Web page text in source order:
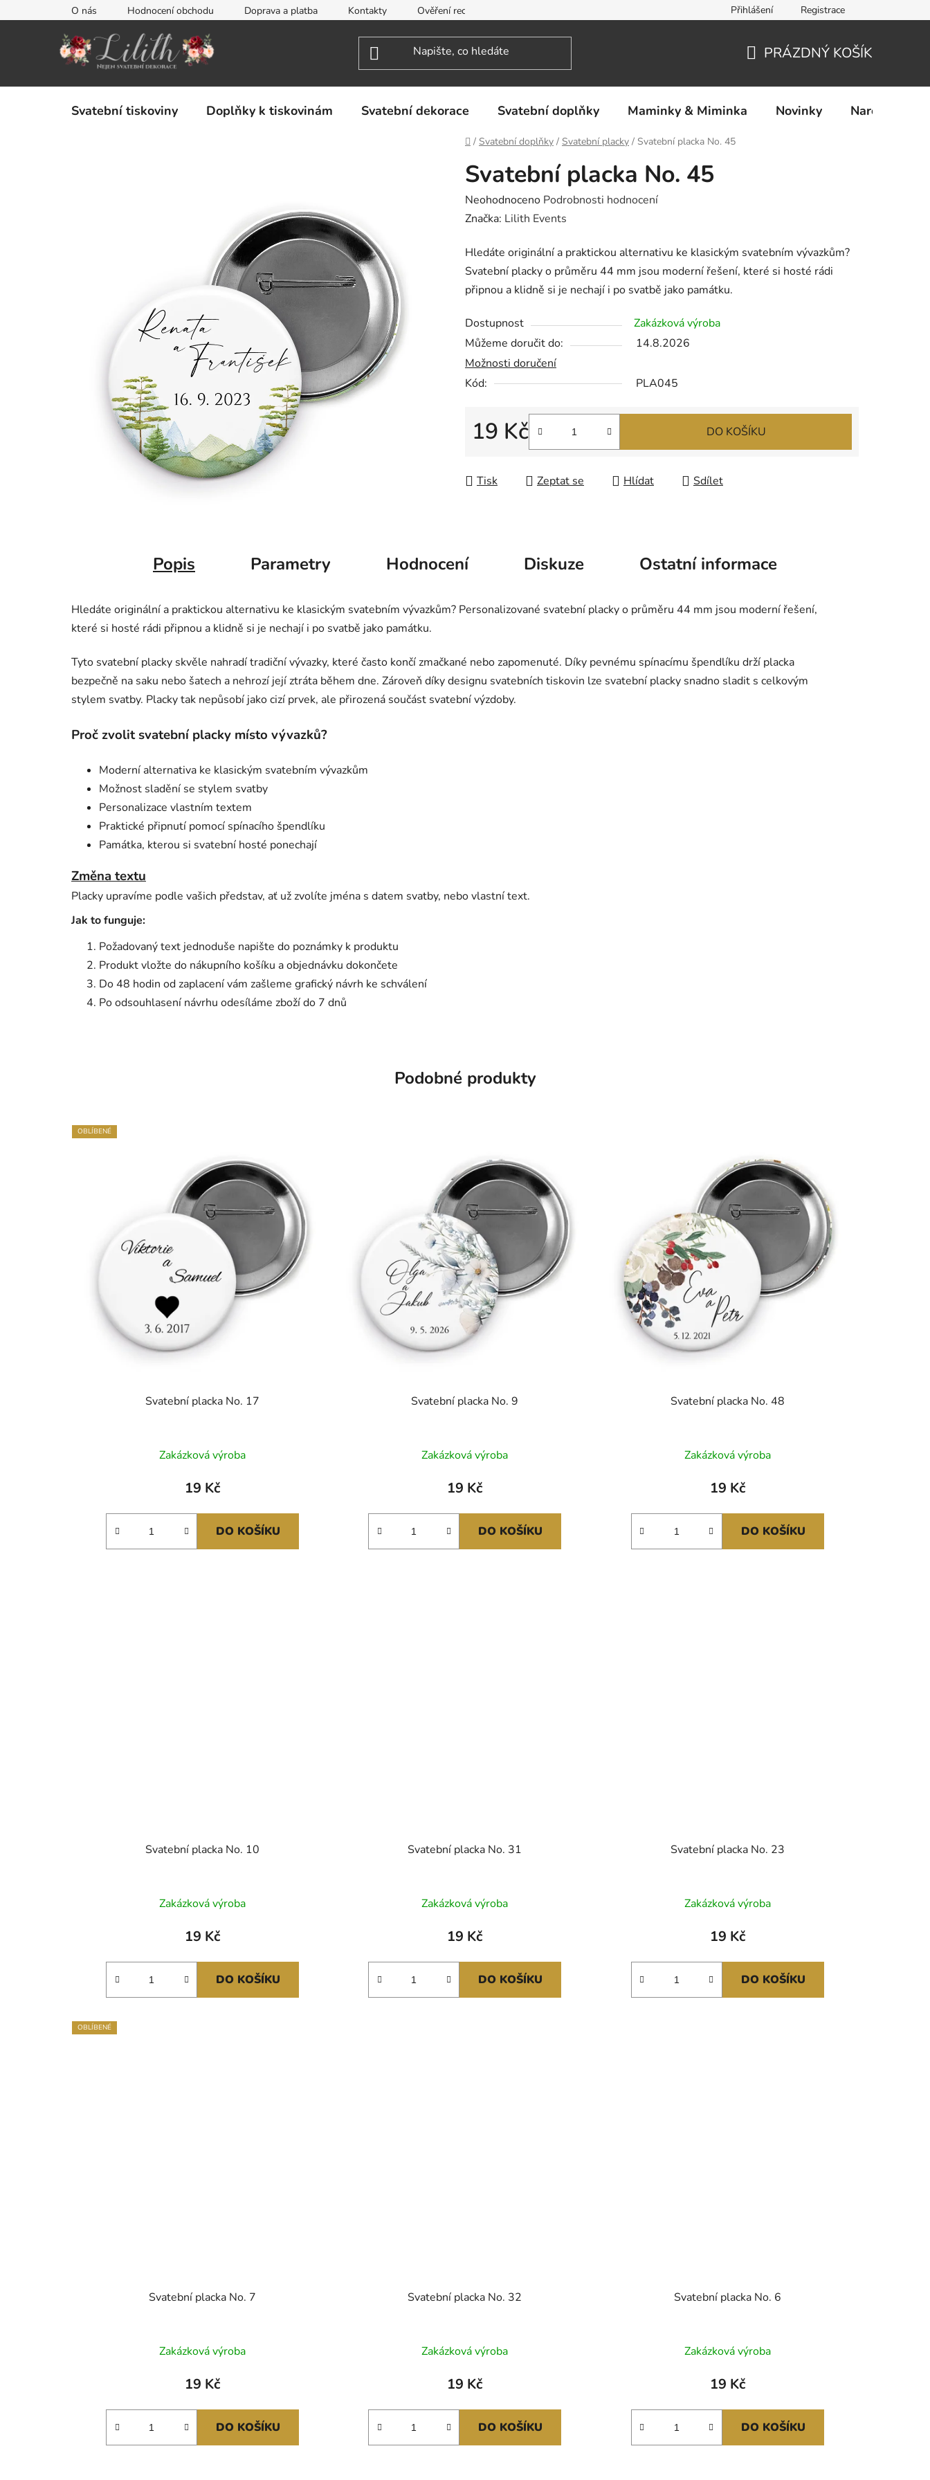
na
O nás Hodnocení obchodu Doprava a platba Kontakty Ověření recenzí Ochrana osobních údajůPřihlášení Registrace
KOŠÍK
PRÁZDNÝ KOŠÍK
Svatební tiskoviny Doplňky k tiskovinám Svatební dekorace Svatební doplňky Maminky & Miminka Novinky Narozeniny
Domů
/ Svatební doplňky / Svatební placky / Svatební placka No. 45
Svatební placka No. 45
Průměrné
hodnocení
je
0,0
z
hvězdiček.
Neohodnoceno Podrobnosti hodnocení
Značka: Lilith Events
Hledáte originální a praktickou alternativu ke klasickým svatebním vývazkům?
Svatební placky o průměru 44 mm jsou moderní řešení, které si hosté rádi
připnou a klidně si je nechají i po svatbě jako památku.
Dostupnost
Zakázková výroba
Můžeme doručit do:
14.8.2026
Možnosti doručení
Kód:
PLA045
19 Kč
Měrná cena:
DO KOŠÍKU
Tisk Zeptat se Hlídat Sdílet
Popis Parametry Hodnocení Diskuze Ostatní informace
Hledáte originální a praktickou alternativu ke klasickým svatebním vývazkům? Personalizované svatební placky o průměru 44 mm jsou moderní řešení,
které si hosté rádi připnou a klidně si je nechají i po svatbě jako památku.
Tyto svatební placky skvěle nahradí tradiční vývazky, které často končí zmačkané nebo zapomenuté. Díky pevnému spínacímu špendlíku drží placka
bezpečně na saku nebo šatech a nehrozí její ztráta během dne. Zároveň díky designu svatebních tiskovin lze svatební placky snadno sladit s celkovým
stylem svatby. Placky tak nepůsobí jako cizí prvek, ale přirozená součást svatební výzdoby.
Proč zvolit svatební placky místo vývazků?
Moderní alternativa ke klasickým svatebním vývazkům
Možnost sladění se stylem svatby
Personalizace vlastním textem
Praktické připnutí pomocí spínacího špendlíku
Památka, kterou si svatební hosté ponechají
Změna textu
Placky upravíme podle vašich představ, ať už zvolíte jména s datem svatby, nebo vlastní text.
Jak to funguje:
Požadovaný text jednoduše napište do poznámky k produktu
Produkt vložte do nákupního košíku a objednávku dokončete
Do 48 hodin od zaplacení vám zašleme grafický návrh ke schválení
Po odsouhlasení návrhu odesíláme zboží do 7 dnů
Podobné produkty
OBLÍBENÉ
Svatební placka No. 17
Zakázková výroba
19 Kč
DO KOŠÍKU
Svatební placka No. 9
hodnocení
produktu
5,0
Zakázková výroba
19 Kč
DO KOŠÍKU
Svatební placka No. 48
Zakázková výroba
19 Kč
DO KOŠÍKU
Svatební placka No. 10
Zakázková výroba
19 Kč
DO KOŠÍKU
Svatební placka No. 31
Zakázková výroba
19 Kč
DO KOŠÍKU
Svatební placka No. 23
Zakázková výroba
19 Kč
DO KOŠÍKU
OBLÍBENÉ
Svatební placka No. 7
Zakázková výroba
19 Kč
DO KOŠÍKU
Svatební placka No. 32
Zakázková výroba
19 Kč
DO KOŠÍKU
Svatební placka No. 6
Zakázková výroba
19 Kč
DO KOŠÍKU